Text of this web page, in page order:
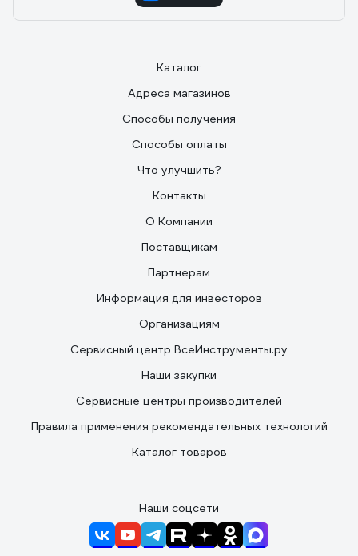
Каталог
Адреса магазинов
Способы получения
Способы оплаты
Что улучшить?
Контакты
О Компании
Поставщикам
Партнерам
Информация для инвесторов
Организациям
Сервисный центр ВсеИнструменты.ру
Наши закупки
Сервисные центры производителей
Правила применения рекомендательных технологий
Каталог товаров
Наши соцсети